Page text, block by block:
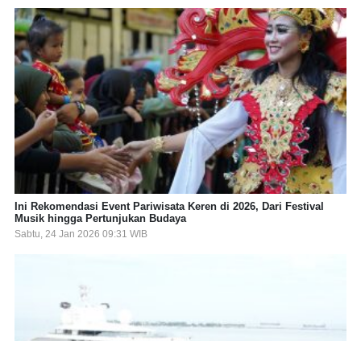
Ini Rekomendasi Event Pariwisata Keren di 2026, Dari Festival
Musik hingga Pertunjukan Budaya
Sabtu, 24 Jan 2026 09:31 WIB